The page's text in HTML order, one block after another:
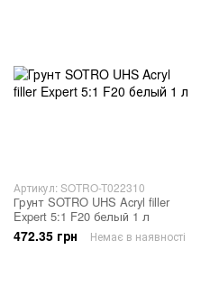
Артикул: SOTRO-T022310
Грунт SOTRO UHS Acryl filler
Expert 5:1 F20 белый 1 л
472.35 грн Немає в наявності